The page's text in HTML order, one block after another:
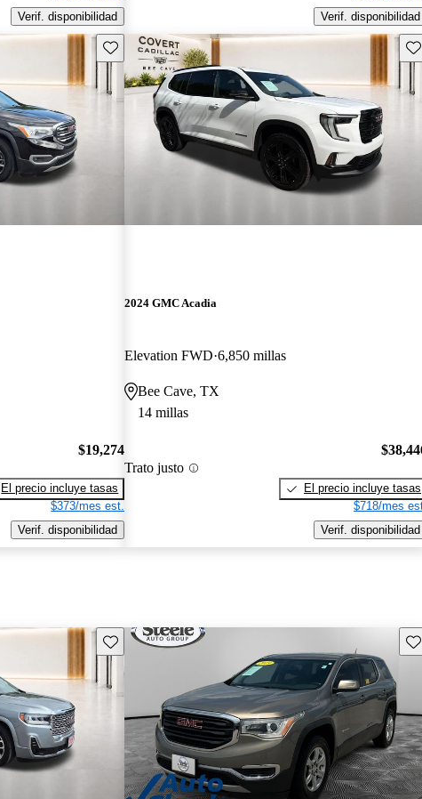
Verif. disponibilidad
Verif. disponibilidad
Guarda este Aviso
$19,274
El precio incluye tasas
$373/mes est.
Verif. disponibilidad
2024 GMC Acadia
Elevation FWD 6,850 millas
Bee Cave, TX
14 millas
Trato justo
El precio incluye tasas
$718/mes
Verif. disponibilidad
Guarda este Aviso